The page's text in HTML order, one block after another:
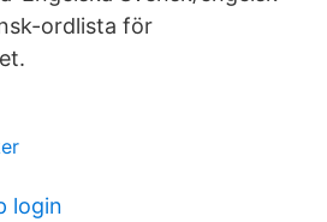
ordlista för
login